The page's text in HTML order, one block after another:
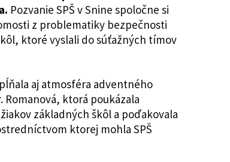
Pozvanie SPŠ v Snine spoločne si
z problematiky bezpečnosti
ktoré vyslali do súťažných tímov
aj atmosféra adventného
ktorá poukázala
základných škôl a poďakovala
ktorej mohla SPŠ